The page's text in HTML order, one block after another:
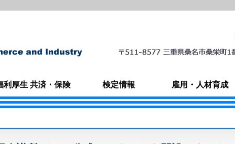
利厚生 共済・保険 検定情報 雇用・人材育成